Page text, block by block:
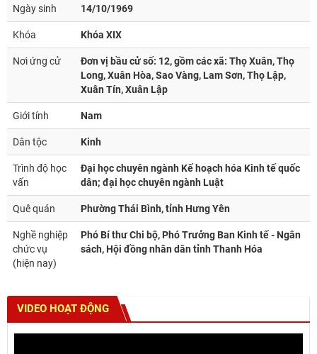
Ngày sinh 14/10/1969
Khóa Khóa XIX
Nơi ứng cử
Đơn vị bầu cử số: 12, gồm các xã: Thọ Xuân, Thọ
Long, Xuân Hòa, Sao Vàng, Lam Sơn, Thọ Lập,
Xuân Tín, Xuân Lập
Giới tính Nam
Dân tộc Kinh
Trình độ học
vấn
Đại học chuyên ngành Kế hoạch hóa Kinh tế quốc
dân; đại học chuyên ngành Luật
Quê quán Phường Thái Bình, tỉnh Hưng Yên
Nghề nghiệp
chức vụ
(hiện nay)
Phó Bí thư Chi bộ, Phó Trưởng Ban Kinh tế - Ngân
sách, Hội đồng nhân dân tỉnh Thanh Hóa
VIDEO HOẠT ĐỘNG